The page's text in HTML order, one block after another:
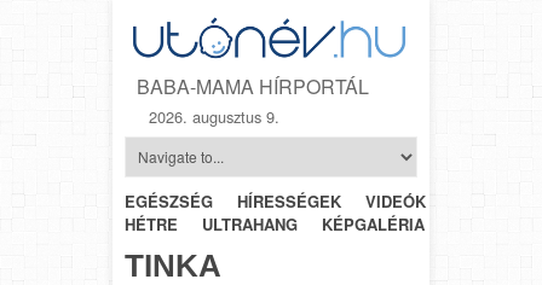
BABA-MAMA HÍRPORTÁL
2026. augusztus 9.
EGÉSZSÉG HÍRESSÉGEK VIDEÓK
HÉTRŐL-
HÉTRE
ULTRAHANG KÉPGALÉRIA
TINKA